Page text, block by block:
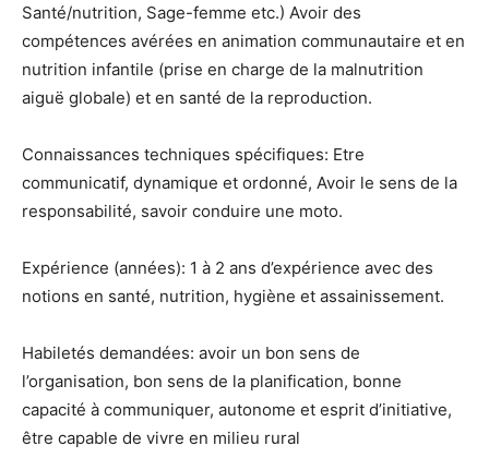
Santé/nutrition, Sage-femme etc.) Avoir des
compétences avérées en animation communautaire et en
nutrition infantile (prise en charge de la malnutrition
aiguë globale) et en santé de la reproduction.
Connaissances techniques spécifiques: Etre
communicatif, dynamique et ordonné, Avoir le sens de la
responsabilité, savoir conduire une moto.
Expérience (années): 1 à 2 ans d’expérience avec des
notions en santé, nutrition, hygiène et assainissement.
Habiletés demandées: avoir un bon sens de
l’organisation, bon sens de la planification, bonne
capacité à communiquer, autonome et esprit d’initiative,
être capable de vivre en milieu rural